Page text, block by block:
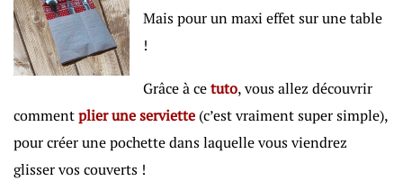
Mais pour un maxi effet sur une table
!
Grâce à cetuto, vous allez découvrir
commentplier une serviette (c’est vraiment super simple),
pour créer une pochette dans laquelle vous viendrez
glisser vos couverts !